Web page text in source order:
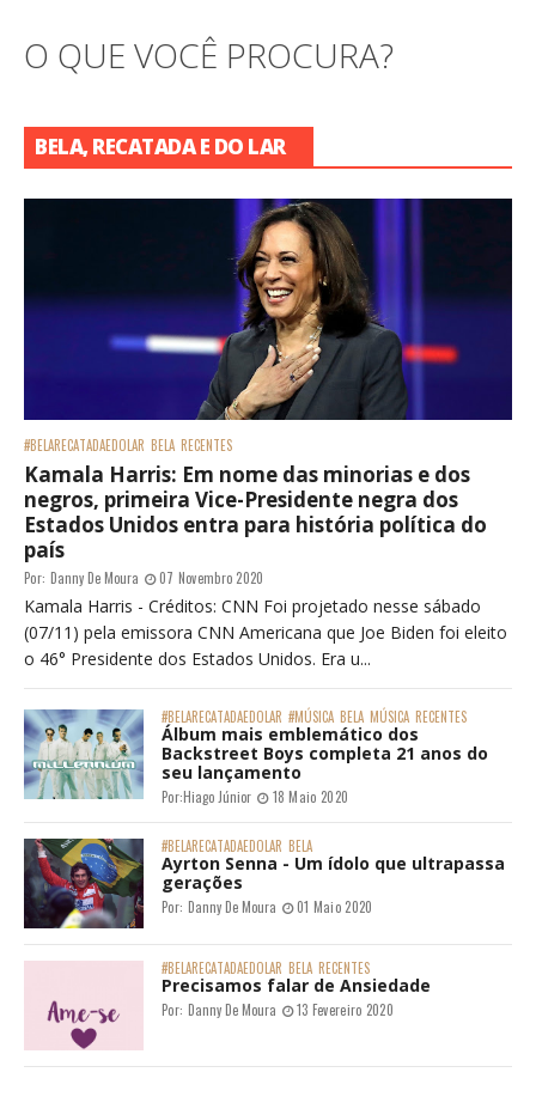
O QUE VOCÊ PROCURA?
BELA, RECATADA E DO LAR
#BELARECATADAEDOLAR BELA RECENTES
Kamala Harris: Em nome das minorias e dos
negros, primeira Vice-Presidente negra dos
Estados Unidos entra para história política do
país
Por: Danny De Moura 07 Novembro 2020
Kamala Harris - Créditos: CNN Foi projetado nesse sábado
(07/11) pela emissora CNN Americana que Joe Biden foi eleito
o 46° Presidente dos Estados Unidos. Era u...
#BELARECATADAEDOLAR #MÚSICA BELA MÚSICA RECENTES
Álbum mais emblemático dos
Backstreet Boys completa 21 anos do
seu lançamento
Por:Hiago Júnior 18 Maio 2020
#BELARECATADAEDOLAR BELA
Ayrton Senna - Um ídolo que ultrapassa
gerações
Por: Danny De Moura 01 Maio 2020
#BELARECATADAEDOLAR BELA RECENTES
Precisamos falar de Ansiedade
Por: Danny De Moura 13 Fevereiro 2020